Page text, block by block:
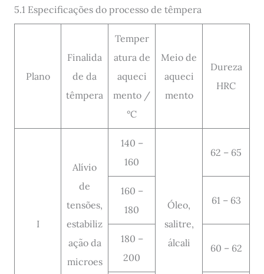
5.1 Especificações do processo de têmpera
Plano
Finalida
de da
têmpera
Temper
atura de
aqueci
mento /
°C
Meio de
aqueci
mento
Dureza
HRC
I
Alívio
de
tensões,
estabiliz
ação da
microes
140 –
160
Óleo,
salitre,
álcali
62 – 65
160 –
180
61 – 63
180 –
200
60 – 62